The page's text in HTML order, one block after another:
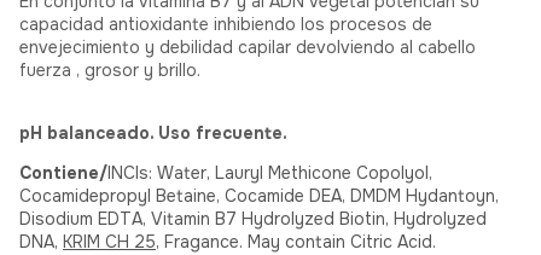
capacidad antioxidante inhibiendo los procesos de
envejecimiento y debilidad capilar devolviendo al cabello
fuerza , grosor y brillo.
pH balanceado. Uso frecuente.
Contiene/INCIs: Water, Lauryl Methicone Copolyol,
Cocamidepropyl Betaine, Cocamide DEA, DMDM Hydantoyn,
Disodium EDTA, Vitamin B7 Hydrolyzed Biotin, Hydrolyzed
DNA, KRIM CH 25, Fragance. May contain Citric Acid.